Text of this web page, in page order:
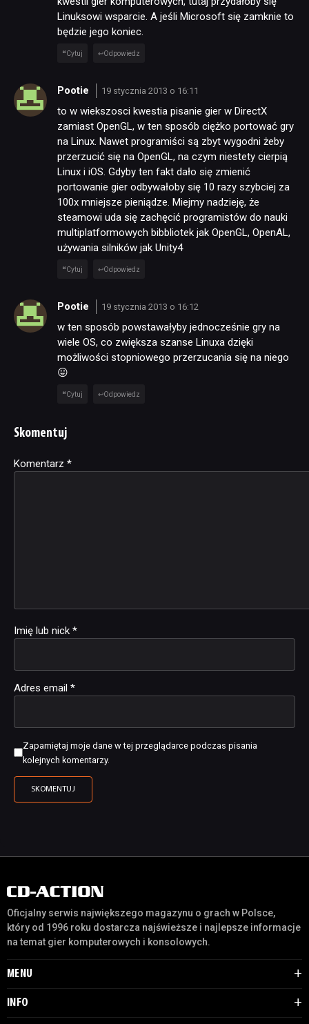
Linuksowi wsparcie. A jeśli Microsoft się zamknie to
będzie jego koniec.
Cytuj Odpowiedz
Pootie 19 stycznia 2013 o 16:11
to w wiekszosci kwestia pisanie gier w DirectX
zamiast OpenGL, w ten sposób ciężko portować gry
na Linux. Nawet programiści są zbyt wygodni żeby
przerzucić się na OpenGL, na czym niestety cierpią
Linux i iOS. Gdyby ten fakt dało się zmienić
portowanie gier odbywałoby się 10 razy szybciej za
100x mniejsze pieniądze. Miejmy nadzieję, że
steamowi uda się zachęcić programistów do nauki
multiplatformowych bibbliotek jak OpenGL, OpenAL,
używania silników jak Unity4
Cytuj Odpowiedz
Pootie 19 stycznia 2013 o 16:12
w ten sposób powstawałyby jednocześnie gry na
wiele OS, co zwiększa szanse Linuxa dzięki
możliwości stopniowego przerzucania się na niego
😛
Cytuj Odpowiedz
Skomentuj
Komentarz *
Imię lub nick *
Adres email *
Zapamiętaj moje dane w tej przeglądarce podczas pisania
kolejnych komentarzy.
Alternative:
Oficjalny serwis największego magazynu o grach w Polsce,
który od 1996 roku dostarcza najświeższe i najlepsze informacje
na temat gier komputerowych i konsolowych.
MENU
INFO